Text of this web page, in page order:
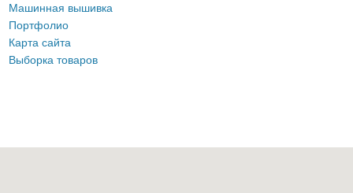
Машинная вышивка
Портфолио
Карта сайта
Выборка товаров